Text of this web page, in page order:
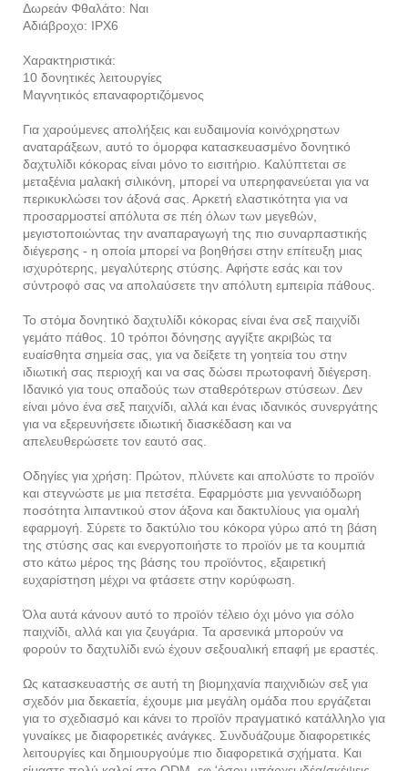
Δωρεάν Φθαλάτο: Ναι
Αδιάβροχο: IPX6
Χαρακτηριστικά:
10 δονητικές λειτουργίες
Μαγνητικός επαναφορτιζόμενος
Για χαρούμενες απολήξεις και ευδαιμονία κοινόχρηστων
αναταράξεων, αυτό το όμορφα κατασκευασμένο δονητικό
δαχτυλίδι κόκορας είναι μόνο το εισιτήριο. Καλύπτεται σε
μεταξένια μαλακή σιλικόνη, μπορεί να υπερηφανεύεται για να
περικυκλώσει τον άξονά σας. Αρκετή ελαστικότητα για να
προσαρμοστεί απόλυτα σε πέη όλων των μεγεθών,
μεγιστοποιώντας την αναπαραγωγή της πιο συναρπαστικής
διέγερσης - η οποία μπορεί να βοηθήσει στην επίτευξη μιας
ισχυρότερης, μεγαλύτερης στύσης. Αφήστε εσάς και τον
σύντροφό σας να απολαύσετε την απόλυτη εμπειρία πάθους.
Το στόμα δονητικό δαχτυλίδι κόκορας είναι ένα σεξ παιχνίδι
γεμάτο πάθος. 10 τρόποι δόνησης αγγίξτε ακριβώς τα
ευαίσθητα σημεία σας, για να δείξετε τη γοητεία του στην
ιδιωτική σας περιοχή και να σας δώσει πρωτοφανή διέγερση.
Ιδανικό για τους οπαδούς των σταθερότερων στύσεων. Δεν
είναι μόνο ένα σεξ παιχνίδι, αλλά και ένας ιδανικός συνεργάτης
για να εξερευνήσετε ιδιωτική διασκέδαση και να
απελευθερώσετε τον εαυτό σας.
Οδηγίες για χρήση: Πρώτον, πλύνετε και απολύστε το προϊόν
και στεγνώστε με μια πετσέτα. Εφαρμόστε μια γενναιόδωρη
ποσότητα λιπαντικού στον άξονα και δακτυλίους για ομαλή
εφαρμογή. Σύρετε το δακτύλιο του κόκορα γύρω από τη βάση
της στύσης σας και ενεργοποιήστε το προϊόν με τα κουμπιά
στο κάτω μέρος της βάσης του προϊόντος, εξαιρετική
ευχαρίστηση μέχρι να φτάσετε στην κορύφωση.
Όλα αυτά κάνουν αυτό το προϊόν τέλειο όχι μόνο για σόλο
παιχνίδι, αλλά και για ζευγάρια. Τα αρσενικά μπορούν να
φορούν το δαχτυλίδι ενώ έχουν σεξουαλική επαφή με εραστές.
Ως κατασκευαστής σε αυτή τη βιομηχανία παιχνιδιών σεξ για
σχεδόν μια δεκαετία, έχουμε μια μεγάλη ομάδα που εργάζεται
για το σχεδιασμό και κάνει το προϊόν πραγματικό κατάλληλο για
γυναίκες με διαφορετικές ανάγκες. Συνδυάζουμε διαφορετικές
λειτουργίες και δημιουργούμε πιο διαφορετικά σχήματα. Και